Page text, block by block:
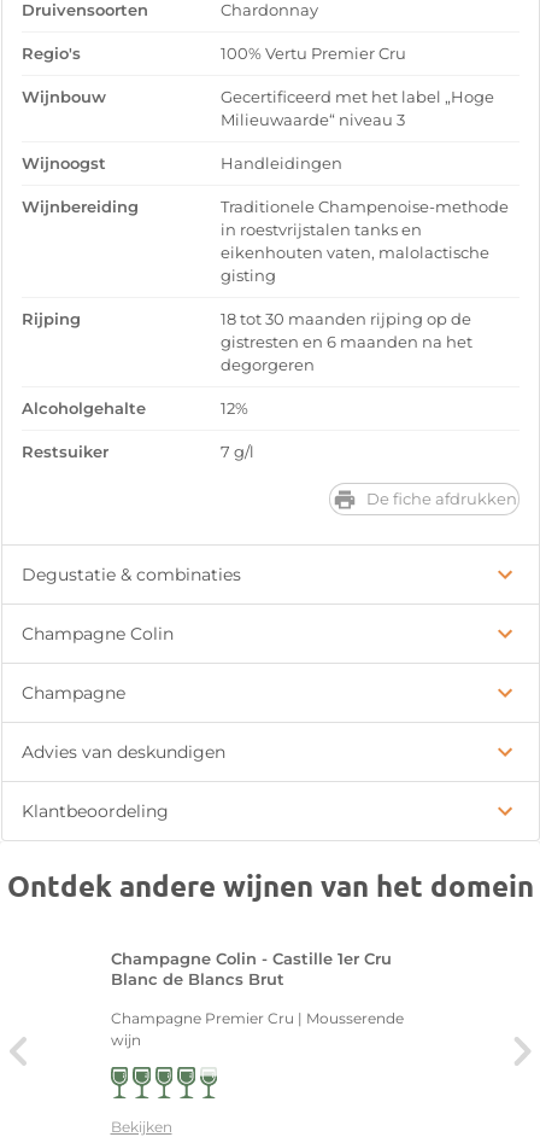
Druivensoorten Chardonnay
Regio's 100% Vertu Premier Cru
Wijnbouw
Gecertificeerd met het label „Hoge
Milieuwaarde“ niveau 3
Wijnoogst Handleidingen
Wijnbereiding
Traditionele Champenoise-methode
in roestvrijstalen tanks en
eikenhouten vaten, malolactische
gisting
Rijping
18 tot 30 maanden rijping op de
gistresten en 6 maanden na het
degorgeren
Alcoholgehalte 12%
Restsuiker 7 g/l
De fiche afdrukken
Degustatie & combinaties
Champagne Colin
Champagne
Advies van deskundigen
Klantbeoordeling
Ontdek andere wijnen van het domein
Champagne Colin - Castille 1er Cru
Blanc de Blancs Brut
Champagne Premier Cru | Mousserende
wijn
Bekijken